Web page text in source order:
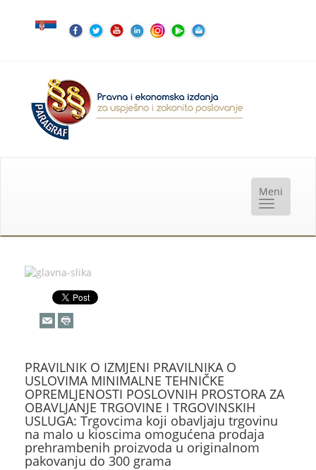
PRAVILNIK O IZMJENI PRAVILNIKA O
USLOVIMA MINIMALNE TEHNIČKE
OPREMLJENOSTI POSLOVNIH PROSTORA ZA
OBAVLJANJE TRGOVINE I TRGOVINSKIH
USLUGA: Trgovcima koji obavljaju trgovinu
na malo u kioscima omogućena prodaja
prehrambenih proizvoda u originalnom
pakovanju do 300 grama